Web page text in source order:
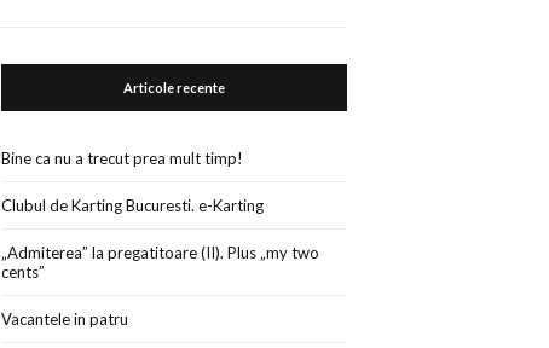
Articole recente
Bine ca nu a trecut prea mult timp!
Clubul de Karting Bucuresti. e-Karting
„Admiterea” la pregatitoare (II). Plus „my two
cents”
Vacantele in patru